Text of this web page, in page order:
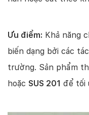
Ưu điểm: Khả năng
biến dạng bởi các
trường. Sản phẩm
hoặc SUS 201 để tối